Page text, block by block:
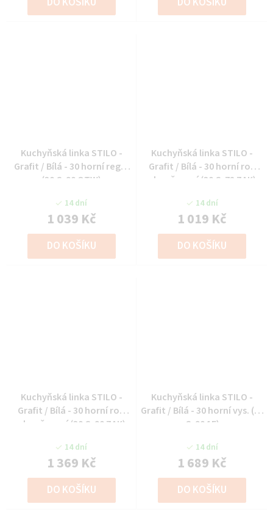
Kuchyňská linka STILO -
Grafit / Bílá - 30 horní regál
(30 G-90 OTW)
14 dní
1 039 Kč
DO KOŠÍKU
Kuchyňská linka STILO -
Grafit / Bílá - 30 horní roh
ukončovací (30 G-72 ZAK)
14 dní
1 019 Kč
DO KOŠÍKU
Kuchyňská linka STILO -
Grafit / Bílá - 30 horní roh
ukončovací (30 G-90 ZAK)
14 dní
1 369 Kč
DO KOŠÍKU
Kuchyňská linka STILO -
Grafit / Bílá - 30 horní vys. (30
G-90 1F)
14 dní
1 689 Kč
DO KOŠÍKU